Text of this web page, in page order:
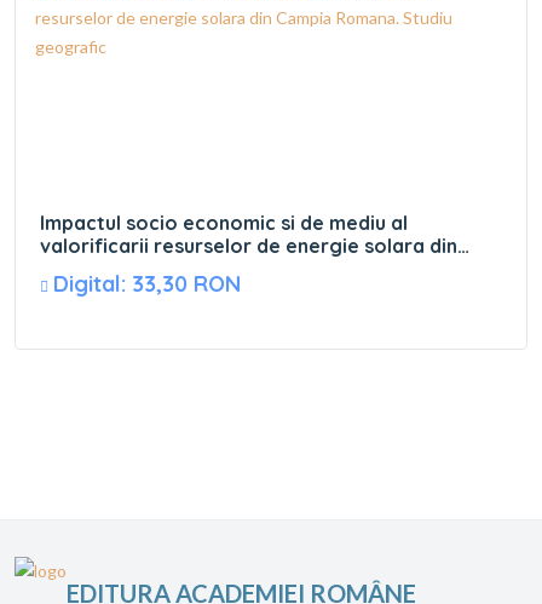
Impactul socio economic si de mediu al
valorificarii resurselor de energie solara din
Campia Romana. Studiu geografic
Digital: 33,30 RON
EDITURA ACADEMIEI ROMÂNE